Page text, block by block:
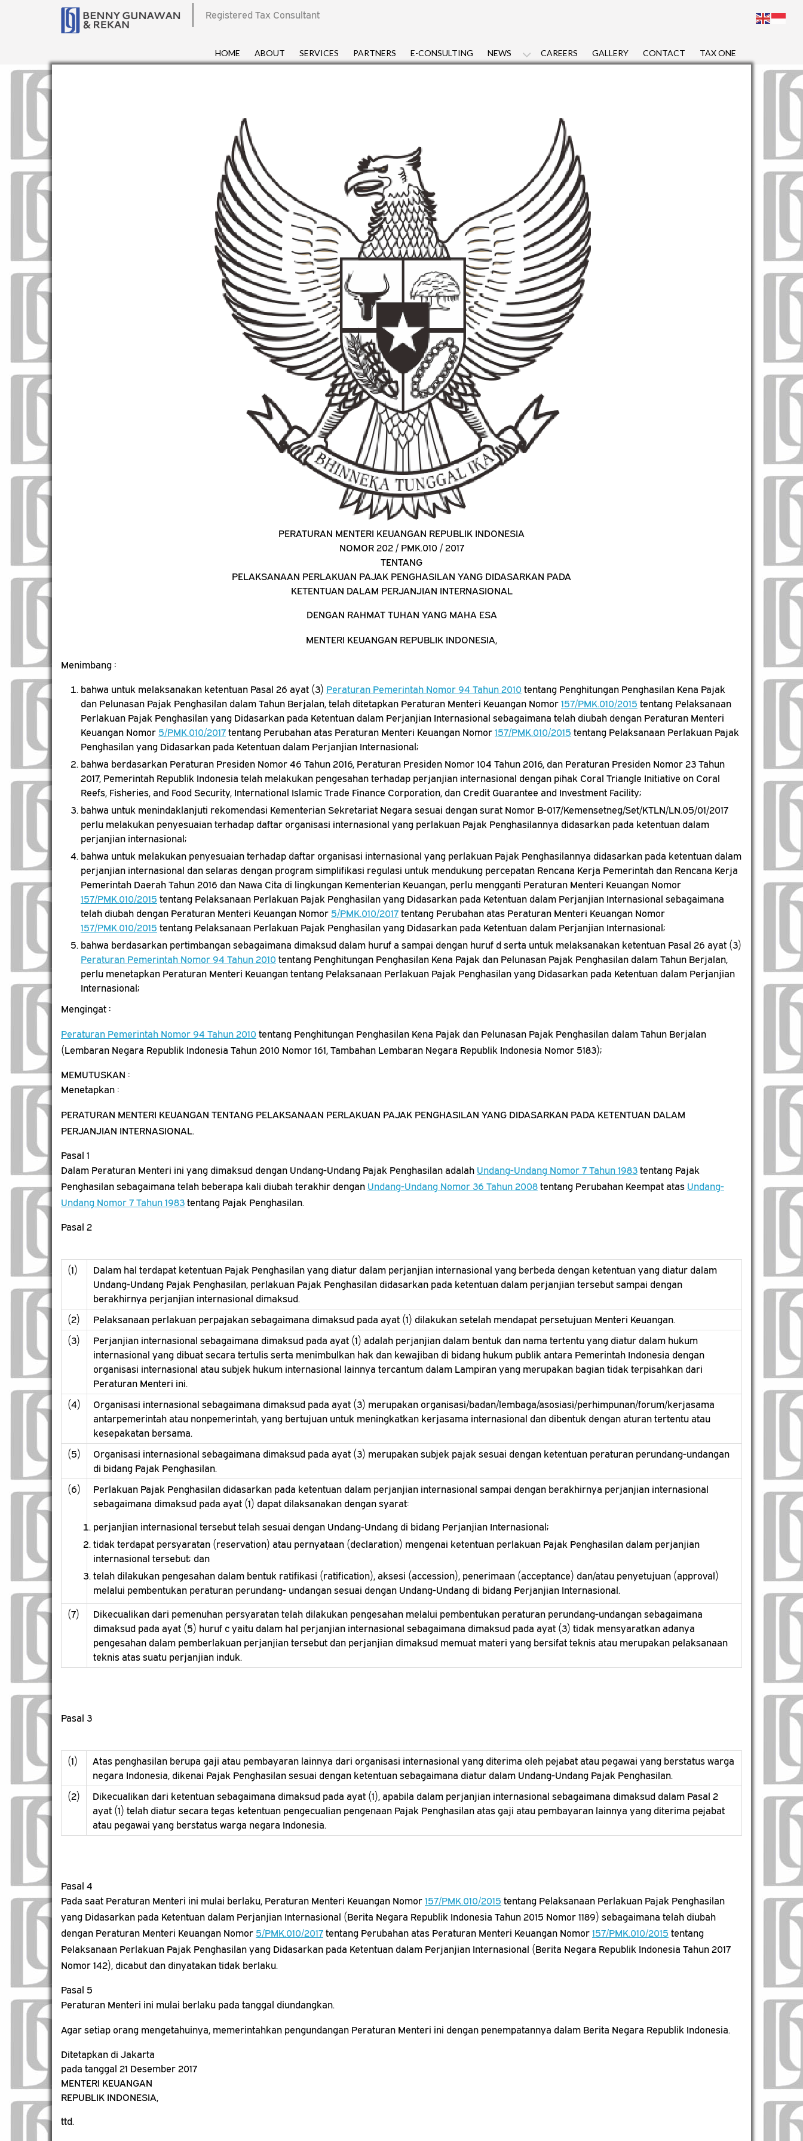
Registered Tax Consultant
HOME ABOUT SERVICES PARTNERS E-CONSULTING NEWS CAREERS GALLERY CONTACT TAX ONE
PERATURAN MENTERI KEUANGAN REPUBLIK INDONESIA
NOMOR 202 / PMK.010 / 2017
TENTANG
PELAKSANAAN PERLAKUAN PAJAK PENGHASILAN YANG DIDASARKAN PADA
KETENTUAN DALAM PERJANJIAN INTERNASIONAL
DENGAN RAHMAT TUHAN YANG MAHA ESA
MENTERI KEUANGAN REPUBLIK INDONESIA,
Menimbang :
bahwa untuk melaksanakan ketentuan Pasal 26 ayat (3) Peraturan Pemerintah Nomor 94 Tahun 2010 tentang Penghitungan Penghasilan Kena Pajak
dan Pelunasan Pajak Penghasilan dalam Tahun Berjalan, telah ditetapkan Peraturan Menteri Keuangan Nomor 157/PMK.010/2015 tentang Pelaksanaan
Perlakuan Pajak Penghasilan yang Didasarkan pada Ketentuan dalam Perjanjian Internasional sebagaimana telah diubah dengan Peraturan Menteri
Keuangan Nomor 5/PMK.010/2017 tentang Perubahan atas Peraturan Menteri Keuangan Nomor 157/PMK.010/2015 tentang Pelaksanaan Perlakuan Pajak
Penghasilan yang Didasarkan pada Ketentuan dalam Perjanjian Internasional;
bahwa berdasarkan Peraturan Presiden Nomor 46 Tahun 2016, Peraturan Presiden Nomor 104 Tahun 2016, dan Peraturan Presiden Nomor 23 Tahun
2017, Pemerintah Republik Indonesia telah melakukan pengesahan terhadap perjanjian internasional dengan pihak Coral Triangle Initiative on Coral
Reefs, Fisheries, and Food Security, International Islamic Trade Finance Corporation, dan Credit Guarantee and Investment Facility;
bahwa untuk menindaklanjuti rekomendasi Kementerian Sekretariat Negara sesuai dengan surat Nomor B-017/Kemensetneg/Set/KTLN/LN.05/01/2017
perlu melakukan penyesuaian terhadap daftar organisasi internasional yang perlakuan Pajak Penghasilannya didasarkan pada ketentuan dalam
perjanjian internasional;
bahwa untuk melakukan penyesuaian terhadap daftar organisasi internasional yang perlakuan Pajak Penghasilannya didasarkan pada ketentuan dalam
perjanjian internasional dan selaras dengan program simplifikasi regulasi untuk mendukung percepatan Rencana Kerja Pemerintah dan Rencana Kerja
Pemerintah Daerah Tahun 2016 dan Nawa Cita di lingkungan Kementerian Keuangan, perlu mengganti Peraturan Menteri Keuangan Nomor
157/PMK.010/2015 tentang Pelaksanaan Perlakuan Pajak Penghasilan yang Didasarkan pada Ketentuan dalam Perjanjian Internasional sebagaimana
telah diubah dengan Peraturan Menteri Keuangan Nomor 5/PMK.010/2017 tentang Perubahan atas Peraturan Menteri Keuangan Nomor
157/PMK.010/2015 tentang Pelaksanaan Perlakuan Pajak Penghasilan yang Didasarkan pada Ketentuan dalam Perjanjian Internasional;
bahwa berdasarkan pertimbangan sebagaimana dimaksud dalam huruf a sampai dengan huruf d serta untuk melaksanakan ketentuan Pasal 26 ayat (3)
Peraturan Pemerintah Nomor 94 Tahun 2010 tentang Penghitungan Penghasilan Kena Pajak dan Pelunasan Pajak Penghasilan dalam Tahun Berjalan,
perlu menetapkan Peraturan Menteri Keuangan tentang Pelaksanaan Perlakuan Pajak Penghasilan yang Didasarkan pada Ketentuan dalam Perjanjian
Internasional;
Mengingat :
Peraturan Pemerintah Nomor 94 Tahun 2010 tentang Penghitungan Penghasilan Kena Pajak dan Pelunasan Pajak Penghasilan dalam Tahun Berjalan
(Lembaran Negara Republik Indonesia Tahun 2010 Nomor 161, Tambahan Lembaran Negara Republik Indonesia Nomor 5183);
MEMUTUSKAN :
Menetapkan :
PERATURAN MENTERI KEUANGAN TENTANG PELAKSANAAN PERLAKUAN PAJAK PENGHASILAN YANG DIDASARKAN PADA KETENTUAN DALAM
PERJANJIAN INTERNASIONAL.
Pasal 1
Dalam Peraturan Menteri ini yang dimaksud dengan Undang-Undang Pajak Penghasilan adalah Undang-Undang Nomor 7 Tahun 1983 tentang Pajak
Penghasilan sebagaimana telah beberapa kali diubah terakhir dengan Undang-Undang Nomor 36 Tahun 2008 tentang Perubahan Keempat atas Undang-
Undang Nomor 7 Tahun 1983 tentang Pajak Penghasilan.
Pasal 2
(1)
Dalam hal terdapat ketentuan Pajak Penghasilan yang diatur dalam perjanjian internasional yang berbeda dengan ketentuan yang diatur dalam
Undang-Undang Pajak Penghasilan, perlakuan Pajak Penghasilan didasarkan pada ketentuan dalam perjanjian tersebut sampai dengan
berakhirnya perjanjian internasional dimaksud.
(2)
Pelaksanaan perlakuan perpajakan sebagaimana dimaksud pada ayat (1) dilakukan setelah mendapat persetujuan Menteri Keuangan.
(3)
Perjanjian internasional sebagaimana dimaksud pada ayat (1) adalah perjanjian dalam bentuk dan nama tertentu yang diatur dalam hukum
internasional yang dibuat secara tertulis serta menimbulkan hak dan kewajiban di bidang hukum publik antara Pemerintah Indonesia dengan
organisasi internasional atau subjek hukum internasional lainnya tercantum dalam Lampiran yang merupakan bagian tidak terpisahkan dari
Peraturan Menteri ini.
(4)
Organisasi internasional sebagaimana dimaksud pada ayat (3) merupakan organisasi/badan/lembaga/asosiasi/perhimpunan/forum/kerjasama
antarpemerintah atau nonpemerintah, yang bertujuan untuk meningkatkan kerjasama internasional dan dibentuk dengan aturan tertentu atau
kesepakatan bersama.
(5)
Organisasi internasional sebagaimana dimaksud pada ayat (3) merupakan subjek pajak sesuai dengan ketentuan peraturan perundang-undangan
di bidang Pajak Penghasilan.
(6)
Perlakuan Pajak Penghasilan didasarkan pada ketentuan dalam perjanjian internasional sampai dengan berakhirnya perjanjian internasional
sebagaimana dimaksud pada ayat (1) dapat dilaksanakan dengan syarat:
perjanjian internasional tersebut telah sesuai dengan Undang-Undang di bidang Perjanjian Internasional;
tidak terdapat persyaratan (reservation) atau pernyataan (declaration) mengenai ketentuan perlakuan Pajak Penghasilan dalam perjanjian
internasional tersebut; dan
telah dilakukan pengesahan dalam bentuk ratifikasi (ratification), aksesi (accession), penerimaan (acceptance) dan/atau penyetujuan (approval)
melalui pembentukan peraturan perundang- undangan sesuai dengan Undang-Undang di bidang Perjanjian Internasional.
(7)
Dikecualikan dari pemenuhan persyaratan telah dilakukan pengesahan melalui pembentukan peraturan perundang-undangan sebagaimana
dimaksud pada ayat (5) huruf c yaitu dalam hal perjanjian internasional sebagaimana dimaksud pada ayat (3) tidak mensyaratkan adanya
pengesahan dalam pemberlakuan perjanjian tersebut dan perjanjian dimaksud memuat materi yang bersifat teknis atau merupakan pelaksanaan
teknis atas suatu perjanjian induk.
Pasal 3
(1)
Atas penghasilan berupa gaji atau pembayaran lainnya dari organisasi internasional yang diterima oleh pejabat atau pegawai yang berstatus warga
negara Indonesia, dikenai Pajak Penghasilan sesuai dengan ketentuan sebagaimana diatur dalam Undang-Undang Pajak Penghasilan.
(2)
Dikecualikan dari ketentuan sebagaimana dimaksud pada ayat (1), apabila dalam perjanjian internasional sebagaimana dimaksud dalam Pasal 2
ayat (1) telah diatur secara tegas ketentuan pengecualian pengenaan Pajak Penghasilan atas gaji atau pembayaran lainnya yang diterima pejabat
atau pegawai yang berstatus warga negara Indonesia.
Pasal 4
Pada saat Peraturan Menteri ini mulai berlaku, Peraturan Menteri Keuangan Nomor 157/PMK.010/2015 tentang Pelaksanaan Perlakuan Pajak Penghasilan
yang Didasarkan pada Ketentuan dalam Perjanjian Internasional (Berita Negara Republik Indonesia Tahun 2015 Nomor 1189) sebagaimana telah diubah
dengan Peraturan Menteri Keuangan Nomor 5/PMK.010/2017 tentang Perubahan atas Peraturan Menteri Keuangan Nomor 157/PMK.010/2015 tentang
Pelaksanaan Perlakuan Pajak Penghasilan yang Didasarkan pada Ketentuan dalam Perjanjian Internasional (Berita Negara Republik Indonesia Tahun 2017
Nomor 142), dicabut dan dinyatakan tidak berlaku.
Pasal 5
Peraturan Menteri ini mulai berlaku pada tanggal diundangkan.
Agar setiap orang mengetahuinya, memerintahkan pengundangan Peraturan Menteri ini dengan penempatannya dalam Berita Negara Republik Indonesia.
Ditetapkan di Jakarta
pada tanggal 21 Desember 2017
MENTERI KEUANGAN
REPUBLIK INDONESIA,
ttd.